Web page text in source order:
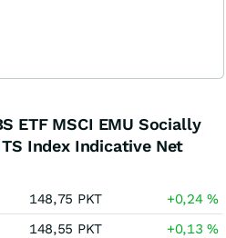
ETF MSCI EMU Socially
Index Indicative Net
148,75 PKT +0,24%
148,55 PKT +0,13%